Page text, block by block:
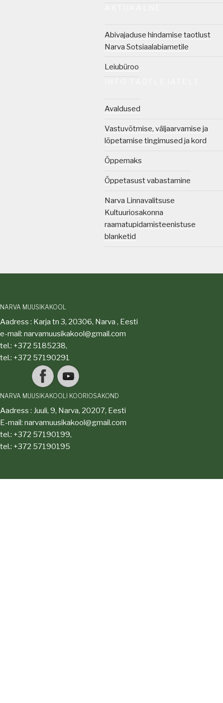
Abivajaduse hindamise taotlust
Narva Sotsiaalabiametile
Leiubüroo
Avaldused
Vastuvõtmise, väljaarvamise ja
lõpetamise tingimused ja kord
Õppemaks
Õppetasust vabastamine
Narva Linnavalitsuse
Kultuuriosakonna
raamatupidamisteenistuse
blanketid
NARVA MUUSIKAKOOL
Aadress : Karja tn 3, 20306, Narva , Eesti
e-mail: narvamuusikakool@gmail.com
tel.: +372 5185238,
tel.: +372 57190291
NARVA MUUSIKAKOOLI KOORIOSAKOND
Aadress : Juuli, 9, Narva, 20207, Eesti
E-mail: narvamuusikakool@gmail.com
tel.: +372 57190199,
tel.: +372 57190195